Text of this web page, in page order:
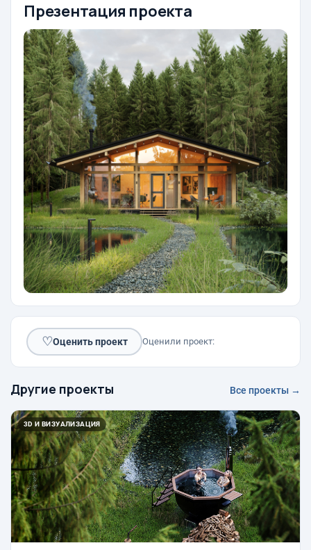
Презентация проекта
♡Оценить проект Оценили проект:
Другие проекты Все проекты →
3D И ВИЗУАЛИЗАЦИЯ